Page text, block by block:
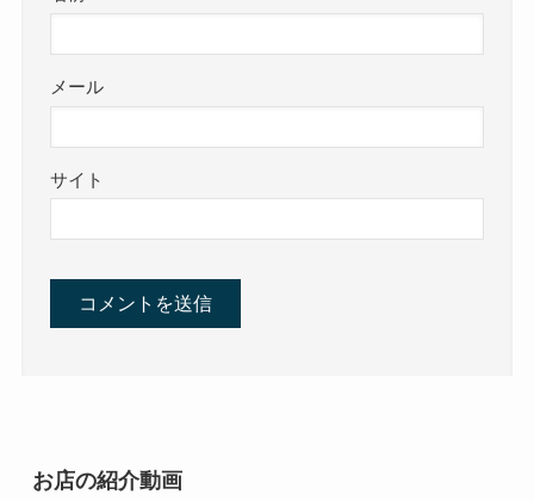
メール
サイト
お店の紹介動画